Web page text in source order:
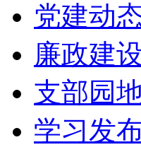
党建动
廉政建
支部园
学习发